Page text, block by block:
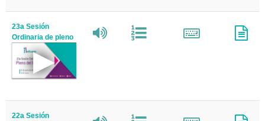
23a Sesión
Ordinaria de pleno
22a Sesión